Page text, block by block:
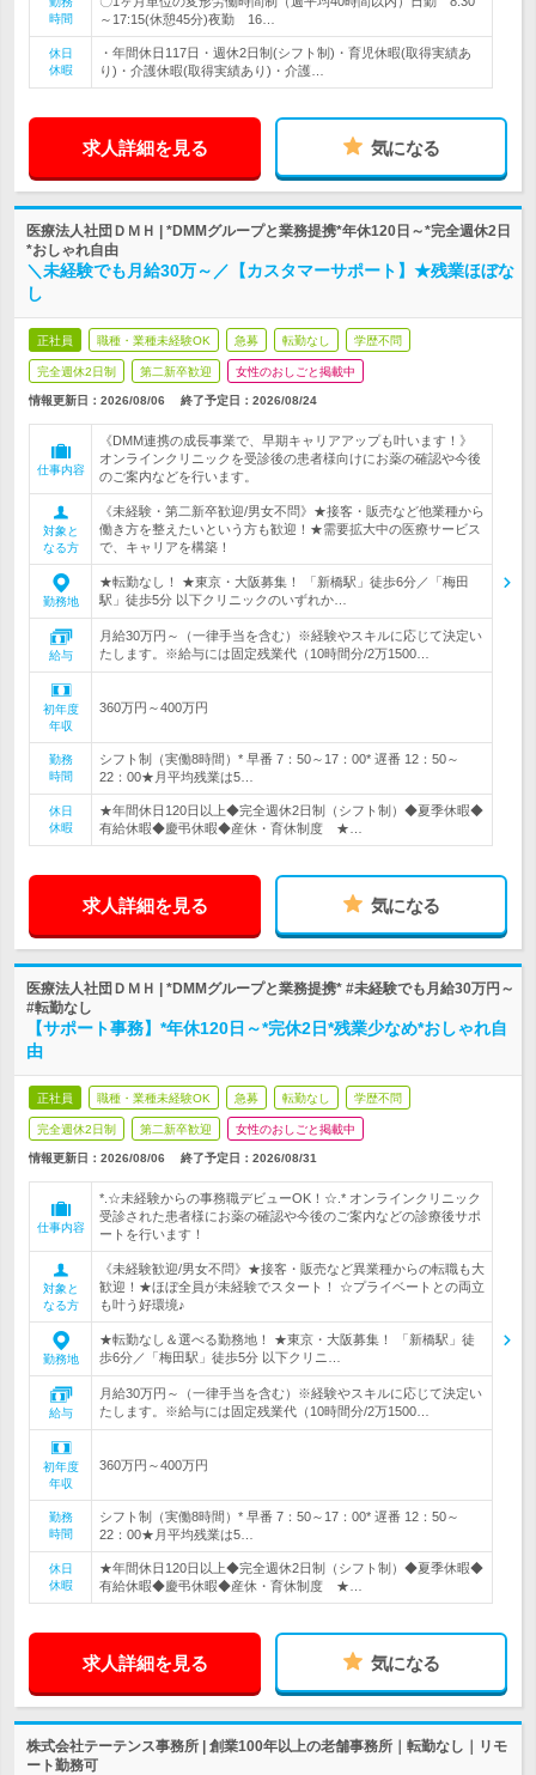
時間
～17:15(休憩45分)夜勤 16…
休日
休暇
・年間休日117日・週休2日制(シフト制)・育児休暇(取得実績あ
り)・介護休暇(取得実績あり)・介護…
求人詳細を見る 気になる
医療法人社団ＤＭＨ | *DMMグループと業務提携*年休120日～*完全週休2日
*おしゃれ自由
＼未経験でも月給30万～／【カスタマーサポート】★残業ほぼな
し
正社員 職種・業種未経験OK 急募 転勤なし 学歴不問
完全週休2日制 第二新卒歓迎 女性のおしごと掲載中
情報更新日：2026/08/06 終了予定日： 2026/08/24
仕事内容
《DMM連携の成長事業で、早期キャリアアップも叶います！》
オンラインクリニックを受診後の患者様向けにお薬の確認や今後
のご案内などを行います。
対象と
なる方
《未経験・第二新卒歓迎/男女不問》★接客・販売など他業種から
働き方を整えたいという方も歓迎！★需要拡大中の医療サービス
で、キャリアを構築！
勤務地
★転勤なし！ ★東京・大阪募集！ 「新橋駅」徒歩6分／「梅田
駅」徒歩5分 以下クリニックのいずれか…
給与
月給30万円～（一律手当を含む）※経験やスキルに応じて決定い
たします。※給与には固定残業代（10時間分/2万1500…
初年度
年収
360万円～400万円
勤務
時間
シフト制（実働8時間）* 早番 7：50～17：00* 遅番 12：50～
22：00★月平均残業は5…
休日
休暇
★年間休日120日以上◆完全週休2日制（シフト制）◆夏季休暇◆
有給休暇◆慶弔休暇◆産休・育休制度 ★…
求人詳細を見る 気になる
医療法人社団ＤＭＨ | *DMMグループと業務提携* #未経験でも月給30万円～
#転勤なし
【サポート事務】*年休120日～*完休2日*残業少なめ*おしゃれ自
由
正社員 職種・業種未経験OK 急募 転勤なし 学歴不問
完全週休2日制 第二新卒歓迎 女性のおしごと掲載中
情報更新日：2026/08/06 終了予定日： 2026/08/31
仕事内容
*.☆未経験からの事務職デビューOK！☆.* オンラインクリニック
受診された患者様にお薬の確認や今後のご案内などの診療後サポ
ートを行います！
対象と
なる方
《未経験歓迎/男女不問》★接客・販売など異業種からの転職も大
歓迎！★ほぼ全員が未経験でスタート！ ☆プライベートとの両立
も叶う好環境♪
勤務地
★転勤なし＆選べる勤務地！ ★東京・大阪募集！ 「新橋駅」徒
歩6分／「梅田駅」徒歩5分 以下クリニ…
給与
月給30万円～（一律手当を含む）※経験やスキルに応じて決定い
たします。※給与には固定残業代（10時間分/2万1500…
初年度
年収
360万円～400万円
勤務
時間
シフト制（実働8時間）* 早番 7：50～17：00* 遅番 12：50～
22：00★月平均残業は5…
休日
休暇
★年間休日120日以上◆完全週休2日制（シフト制）◆夏季休暇◆
有給休暇◆慶弔休暇◆産休・育休制度 ★…
求人詳細を見る 気になる
株式会社テーテンス事務所 | 創業100年以上の老舗事務所｜転勤なし｜リモ
ート勤務可